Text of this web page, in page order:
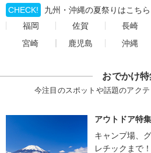
CHECK!
九州・沖縄の夏祭りはこちら
福岡
佐賀 長崎
宮崎
鹿児島 沖縄
おでかけ特
今注目のスポットや話題のアク
アウトドア特集
キャンプ場、
レチックまで